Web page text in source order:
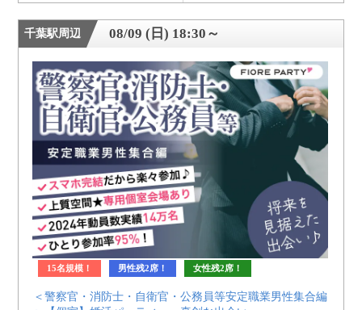
千葉駅周辺 08/09 (日) 18:30～
15名規模！ 男性残2席！ 女性残2席！
＜警察官・消防士・自衛官・公務員等安定職業男性集合編